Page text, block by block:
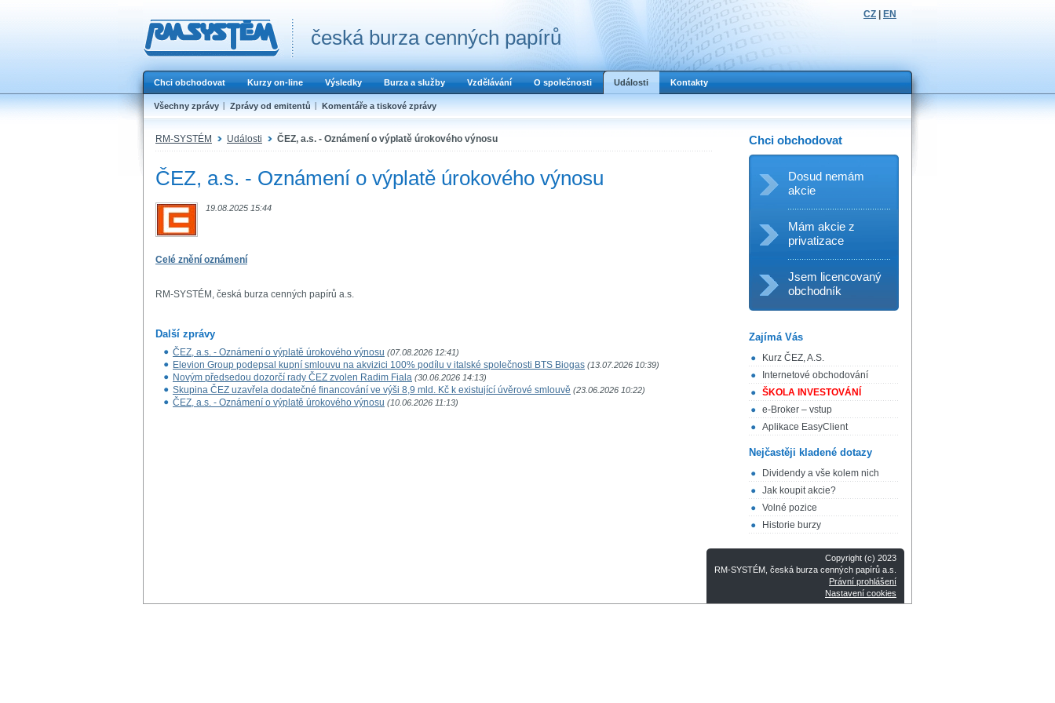
česká burza cenných papírů
CZ EN
Chci obchodovat Kurzy on-line Výsledky Burza a služby Vzdělávání O společnosti Události Kontakty
Všechny zprávy Zprávy od emitentů Komentáře a tiskové zprávy
RM-SYSTÉM Události ČEZ, a.s. - Oznámení o výplatě úrokového výnosu
ČEZ, a.s. - Oznámení o výplatě úrokového výnosu
19.08.2025 15:44
Celé znění oznámení
RM-SYSTÉM, česká burza cenných papírů a.s.
Další zprávy
ČEZ, a.s. - Oznámení o výplatě úrokového výnosu (07.08.2026 12:41)
Elevion Group podepsal kupní smlouvu na akvizici 100% podílu v italské společnosti BTS Biogas (13.07.2026 10:39)
Novým předsedou dozorčí rady ČEZ zvolen Radim Fiala (30.06.2026 14:13)
Skupina ČEZ uzavřela dodatečné financování ve výši 8,9 mld. Kč k existující úvěrové smlouvě (23.06.2026 10:22)
ČEZ, a.s. - Oznámení o výplatě úrokového výnosu (10.06.2026 11:13)
Chci obchodovat
Dosud nemám
akcie
Mám akcie z
privatizace
Jsem licencovaný
obchodník
Zajímá Vás
Kurz ČEZ, A.S.
Internetové obchodování
ŠKOLA INVESTOVÁNÍ
e-Broker – vstup
Aplikace EasyClient
Nejčastěji kladené dotazy
Dividendy a vše kolem nich
Jak koupit akcie?
Volné pozice
Historie burzy
Copyright (c) 2023
RM-SYSTÉM, česká burza cenných papírů a.s.
Právní prohlášení
Nastavení cookies